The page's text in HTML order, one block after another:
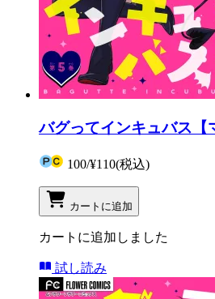
バグってインキュバス【
100/¥110(税込)
カートに追加
カートに追加しました
試し読み